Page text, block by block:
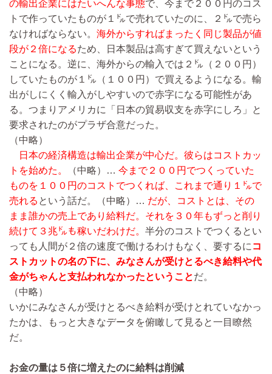
の輸出企業にはたいへんな事態で、今まで２００円のコス
トで作っていたものが１㌦で売れていたのに、２㌦で売ら
なければならない。 海外からすればまったく同じ製品が値
段が２倍になるため、日本製品は高すぎて買えないという
ことになる。逆に、海外からの輸入では２㌦（２００円）
していたものが１㌦（１００円）で買えるようになる。輸
出がしにくく輸入がしやすいので赤字になる可能性があ
る。つまりアメリカに「日本の貿易収支を赤字にしろ」と
要求されたのがプラザ合意だった。
（中略）
日本の経済構造は輸出企業が中心だ。彼らはコストカッ
トを始めた。
（中略）… 今まで２００円でつくっていた
ものを１００円のコストでつくれば、これまで通り１㌦で
売れる という話だ。 （中略）… だが、コストとは、その
まま誰かの売上であり給料だ。それを３０年もずっと削り
続けて３兆㌦も稼いだわけだ。 半分のコストでつくるとい
っても人間が２倍の速度で働けるわけもなく、要するに コ
ストカットの名の下に、みなさんが受けとるべき給料や代
金がちゃんと支払われなかったということだ。
（中略）
いかにみなさんが受けとるべき給料が受けとれていなかっ
たかは、もっと大きなデータを俯瞰して見ると一目瞭然
だ。
お金の量は５倍に増えたのに給料は削減